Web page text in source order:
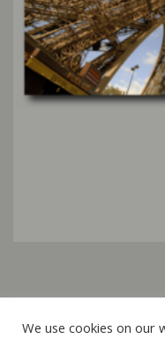
We use cookies on our